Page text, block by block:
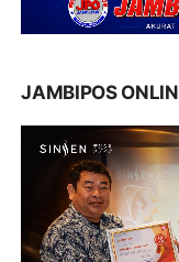
JAMBIPOS